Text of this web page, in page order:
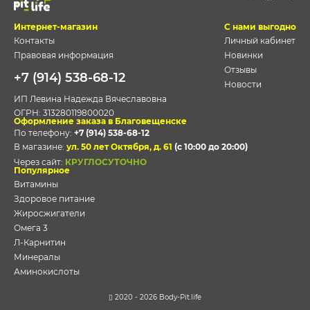
Интернет-магазин
Контакты
Правовая информация
+7 (914) 538-68-12
ИП Левина Надежда Вячеславовна
ОГРН: 313280119800020
С нами выгодно
Личный кабинет
Новинки
Отзывы
Новости
Оформление заказа в Благовещенске
По телефону: +7 (914) 538-68-12
В магазине: ул. 50 лет Октября, д. 61 (с 10:00 до 20:00)
Через сайт: КРУГЛОСУТОЧНО
Популярное
Витамины
Здоровое питание
Жиросжигатели
Омега 3
Л-Карнитин
Минералы
Аминокислоты
2020 - 2026 Body-Pit.life